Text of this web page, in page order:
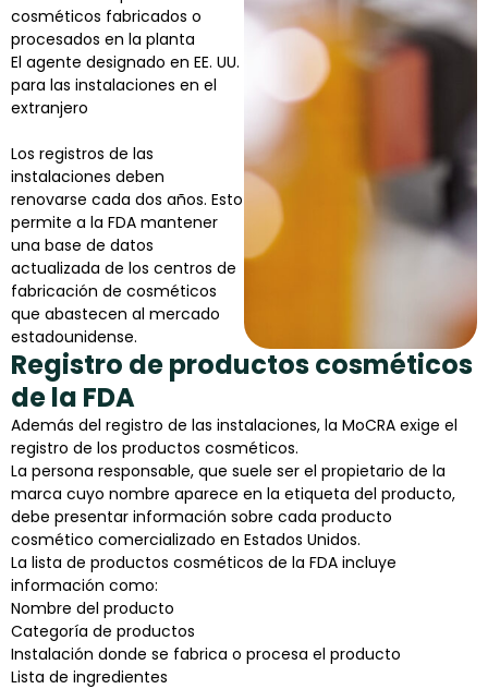
cosméticos fabricados o
procesados en la planta
El agente designado en EE. UU.
para las instalaciones en el
extranjero
Los registros de las
instalaciones deben
renovarse cada dos años. Esto
permite a la FDA mantener
una base de datos
actualizada de los centros de
fabricación de cosméticos
que abastecen al mercado
estadounidense.
Registro de productos cosméticos
de la FDA
Además del registro de las instalaciones, la MoCRA exige el
registro de los productos cosméticos.
La persona responsable, que suele ser el propietario de la
marca cuyo nombre aparece en la etiqueta del producto,
debe presentar información sobre cada producto
cosmético comercializado en Estados Unidos.
La lista de productos cosméticos de la FDA incluye
información como:
Nombre del producto
Categoría de productos
Instalación donde se fabrica o procesa el producto
Lista de ingredientes